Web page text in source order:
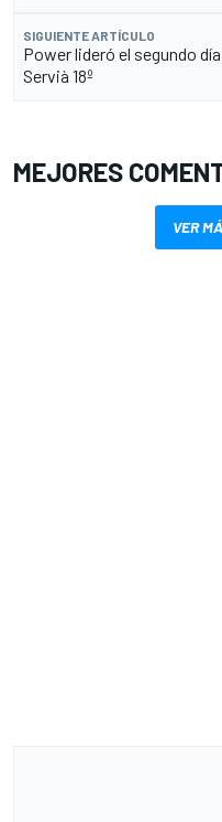
SIGUIENTE ARTÍCULO
Power lideró el segundo
Servià 18º
MEJORES
VER